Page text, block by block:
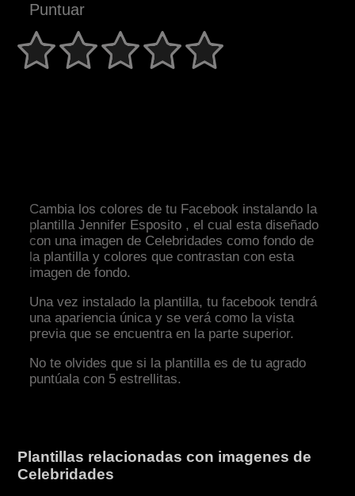
Puntuar
Cambia los colores de tu Facebook instalando la
plantilla Jennifer Esposito , el cual esta diseñado
con una imagen de Celebridades como fondo de
la plantilla y colores que contrastan con esta
imagen de fondo.
Una vez instalado la plantilla, tu facebook tendrá
una apariencia única y se verá como la vista
previa que se encuentra en la parte superior.
No te olvides que si la plantilla es de tu agrado
puntúala con 5 estrellitas.
Plantillas relacionadas con imagenes de
Celebridades